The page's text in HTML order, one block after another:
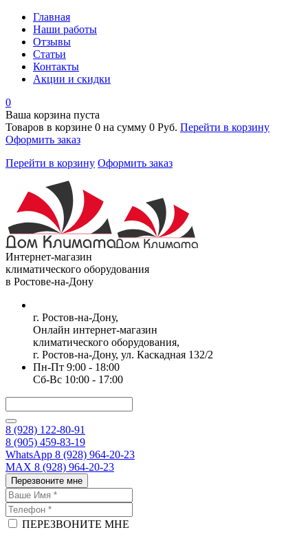
Главная
Наши работы
Отзывы
Статьи
Контакты
Акции и скидки
0
Ваша корзина пуста
Товаров в корзине 0 на сумму 0 Руб. Перейти в корзину
Оформить заказ
Перейти в корзину Оформить заказ
Интернет-магазин
климатического оборудования
в Ростове-на-Дону
г. Ростов-на-Дону,
Онлайн интернет-магазин
климатического оборудования,
г. Ростов-на-Дону, ул. Каскадная 132/2
Пн-Пт 9:00 - 18:00
Сб-Вс 10:00 - 17:00
8 (928) 122-80-91
8 (905) 459-83-19
WhatsApp 8 (928) 964-20-23
MAX 8 (928) 964-20-23
Перезвоните мне
ПЕРЕЗВОНИТЕ МНЕ